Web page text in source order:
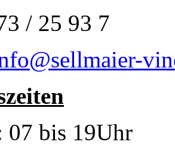
/ 25 93 7
07 bis 19Uhr